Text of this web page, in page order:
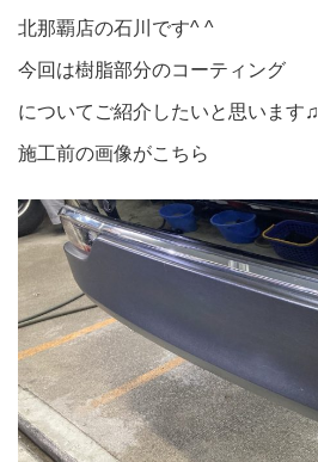
北那覇店の石川です^ ^
今回は樹脂部分のコーティング
についてご紹介したいと思います♫
施工前の画像がこちら